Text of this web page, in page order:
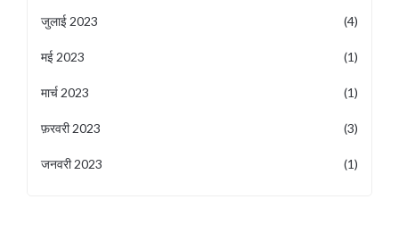
जुलाई 2023 (4)
मई 2023 (1)
मार्च 2023 (1)
फ़रवरी 2023 (3)
जनवरी 2023 (1)